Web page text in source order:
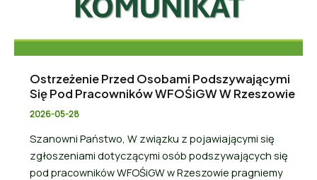
Ostrzeżenie Przed Osobami Podszywającymi
Się Pod Pracowników WFOŚiGW W Rzeszowie
2026-05-28
Szanowni Państwo, W związku z pojawiającymi się
zgłoszeniami dotyczącymi osób podszywających się
pod pracowników WFOŚiGW w Rzeszowie pragniemy